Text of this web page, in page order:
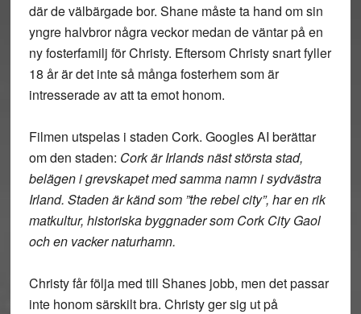
där de välbärgade bor. Shane måste ta hand om sin
yngre halvbror några veckor medan de väntar på en
ny fosterfamilj för Christy. Eftersom Christy snart fyller
18 år är det inte så många fosterhem som är
intresserade av att ta emot honom.
Filmen utspelas i staden Cork. Googles AI berättar
om den staden: Cork är Irlands näst största stad,
belägen i grevskapet med samma namn i sydvästra
Irland. Staden är känd som ”the rebel city”, har en rik
matkultur, historiska byggnader som Cork City Gaol
och en vacker naturhamn.
Christy får följa med till Shanes jobb, men det passar
inte honom särskilt bra. Christy ger sig ut på